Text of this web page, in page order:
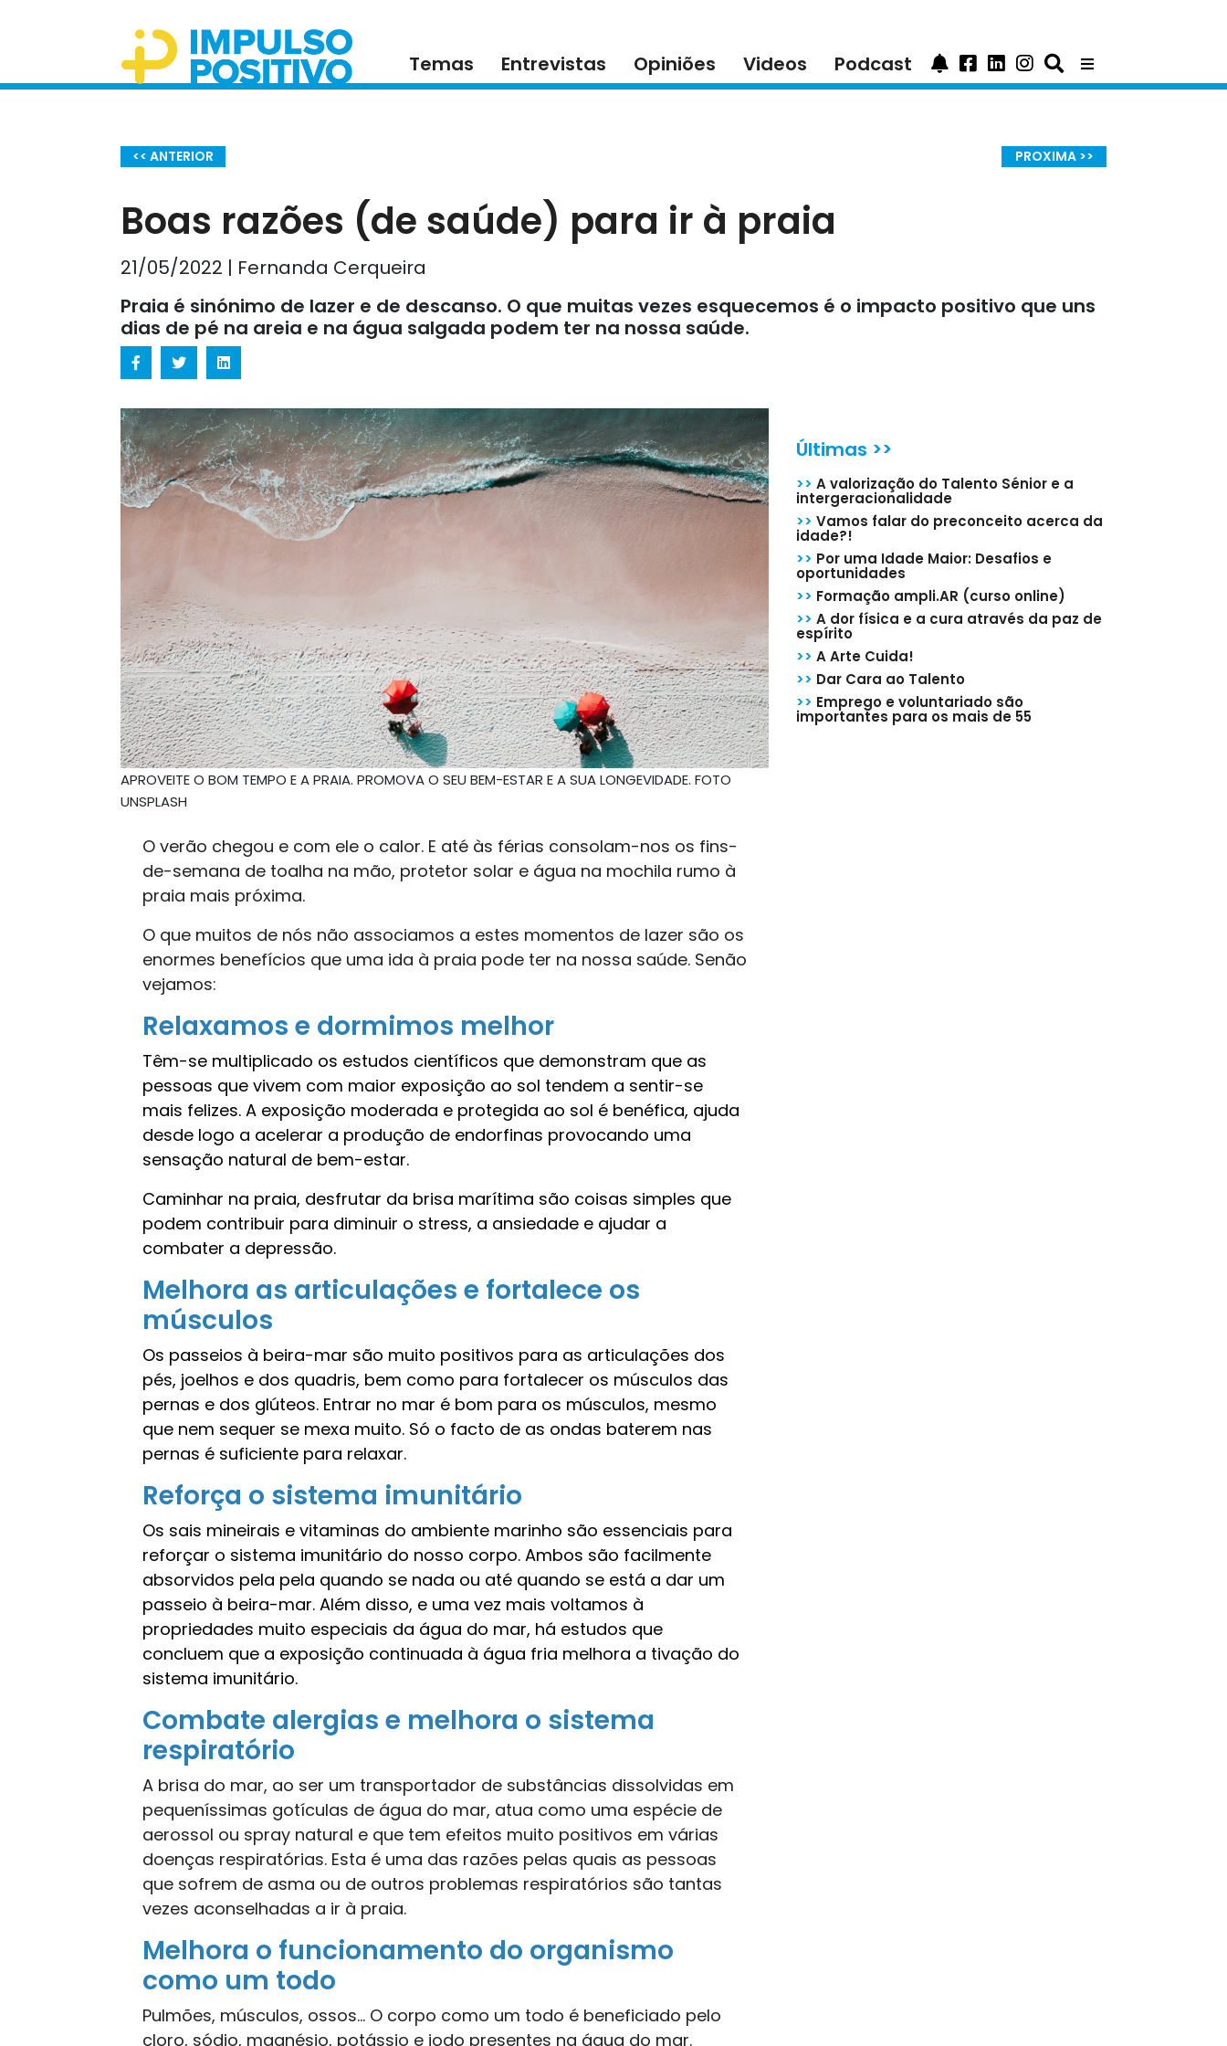
Temas Entrevistas Opiniões Videos Podcast
<< ANTERIOR PROXIMA >>
Boas razões (de saúde) para ir à praia
21/05/2022 | Fernanda Cerqueira
Praia é sinónimo de lazer e de descanso. O que muitas vezes esquecemos é o impacto positivo que uns
dias de pé na areia e na água salgada podem ter na nossa saúde.
APROVEITE O BOM TEMPO E A PRAIA. PROMOVA O SEU BEM-ESTAR E A SUA LONGEVIDADE. FOTO
UNSPLASH
O verão chegou e com ele o calor. E até às férias consolam-nos os fins-
de-semana de toalha na mão, protetor solar e água na mochila rumo à
praia mais próxima.
O que muitos de nós não associamos a estes momentos de lazer são os
enormes benefícios que uma ida à praia pode ter na nossa saúde. Senão
vejamos:
Relaxamos e dormimos melhor
Têm-se multiplicado os estudos científicos que demonstram que as
pessoas que vivem com maior exposição ao sol tendem a sentir-se
mais felizes. A exposição moderada e protegida ao sol é benéfica, ajuda
desde logo a acelerar a produção de endorfinas provocando uma
sensação natural de bem-estar.
Caminhar na praia, desfrutar da brisa marítima são coisas simples que
podem contribuir para diminuir o stress, a ansiedade e ajudar a
combater a depressão.
Melhora as articulações e fortalece os
músculos
Os passeios à beira-mar são muito positivos para as articulações dos
pés, joelhos e dos quadris, bem como para fortalecer os músculos das
pernas e dos glúteos. Entrar no mar é bom para os músculos, mesmo
que nem sequer se mexa muito. Só o facto de as ondas baterem nas
pernas é suficiente para relaxar.
Reforça o sistema imunitário
Os sais mineirais e vitaminas do ambiente marinho são essenciais para
reforçar o sistema imunitário do nosso corpo. Ambos são facilmente
absorvidos pela pela quando se nada ou até quando se está a dar um
passeio à beira-mar. Além disso, e uma vez mais voltamos à
propriedades muito especiais da água do mar, há estudos que
concluem que a exposição continuada à água fria melhora a tivação do
sistema imunitário.
Combate alergias e melhora o sistema
respiratório
A brisa do mar, ao ser um transportador de substâncias dissolvidas em
pequeníssimas gotículas de água do mar, atua como uma espécie de
aerossol ou spray natural e que tem efeitos muito positivos em várias
doenças respiratórias. Esta é uma das razões pelas quais as pessoas
que sofrem de asma ou de outros problemas respiratórios são tantas
vezes aconselhadas a ir à praia.
Melhora o funcionamento do organismo
como um todo
Pulmões, músculos, ossos… O corpo como um todo é beneficiado pelo
cloro, sódio, magnésio, potássio e iodo presentes na água do mar.
Últimas >>
>> A valorização do Talento Sénior e a
intergeracionalidade
>> Vamos falar do preconceito acerca da
idade?!
>> Por uma Idade Maior: Desafios e
oportunidades
>> Formação ampli.AR (curso online)
>> A dor física e a cura através da paz de
espírito
>> A Arte Cuida!
>> Dar Cara ao Talento
>> Emprego e voluntariado são
importantes para os mais de 55